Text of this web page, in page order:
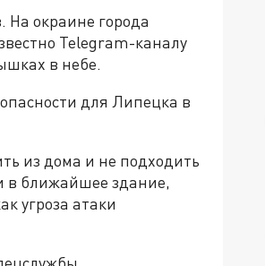
На окраине города
Telegram-каналу
в небе.
для Липецка в
из дома и не подходить
в ближайшее здание,
угроза атаки